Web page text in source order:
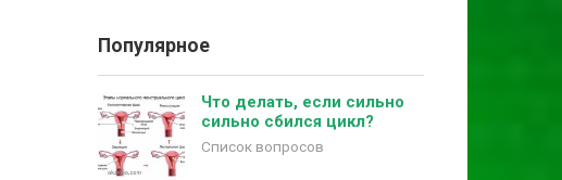
Популярное
Что делать, если сильно
сильно сбился цикл?
Список вопросов